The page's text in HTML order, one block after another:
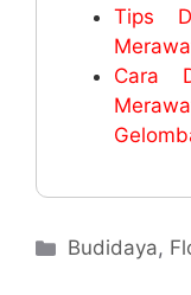
Tips
Cara
Categories
Budidaya,